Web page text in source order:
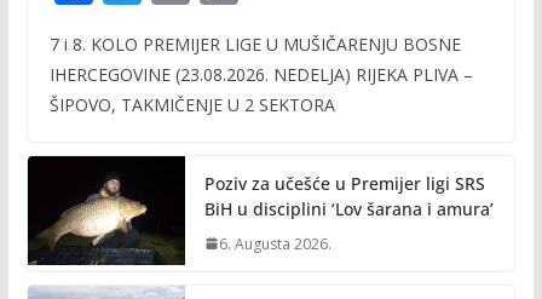
e
b
o
k
itt
er
ai
l
p
y
n
k
7 i 8. KOLO PREMIJER LIGE U MUŠIČARENJU BOSNE
IHERCEGOVINE (23.08.2026. NEDELJA) RIJEKA PLIVA –
ŠIPOVO, TAKMIČENJE U 2 SEKTORA
Poziv za učešće u Premijer ligi SRS
BiH u disciplini ‘Lov šarana i amura’
6. Augusta 2026.